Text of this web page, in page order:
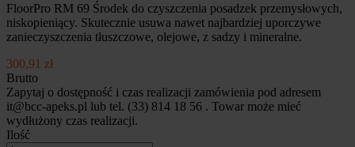
FloorPro RM 69 Środek do czyszczenia posadzek przemysłowych,
niskopieniący. Skutecznie usuwa nawet najbardziej uporczywe
zanieczyszczenia tłuszczowe, olejowe, z sadzy i mineralne.
300,91 zł
Brutto
Zapytaj o dostępność i czas realizacji zamówienia pod adresem
it@bcc-apeks.pl lub tel. (33) 814 18 56 . Towar może mieć
wydłużony czas realizacji.
Ilość